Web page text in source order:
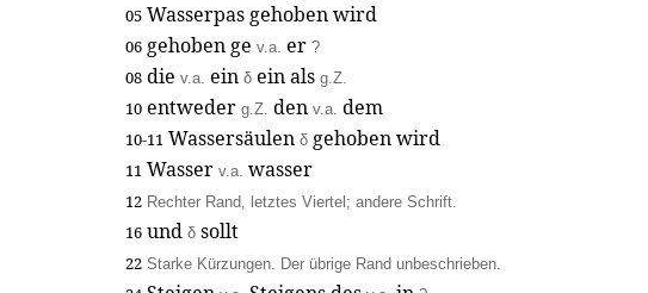
05 Wasserpas gehoben wird
06 gehoben ge v.a. er ?
08 die v.a. ein δ ein als g.Z.
10 entweder g.Z. den v.a. dem
10-11 Wassersäulen δ gehoben wird
11 Wasser v.a. wasser
12 Rechter Rand, letztes Viertel; andere Schrift.
16 und δ sollt
22 Starke Kürzungen. Der übrige Rand unbeschrieben.